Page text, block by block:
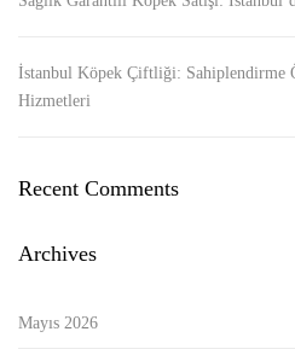
İstanbul Köpek Çiftliği: Sahiplendirme
Hizmetleri
Recent Comments
Archives
Mayıs 2026